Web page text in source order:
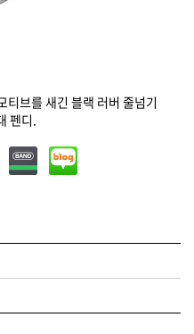
티브를 새긴 블랙 러버 줄넘기
펜디.